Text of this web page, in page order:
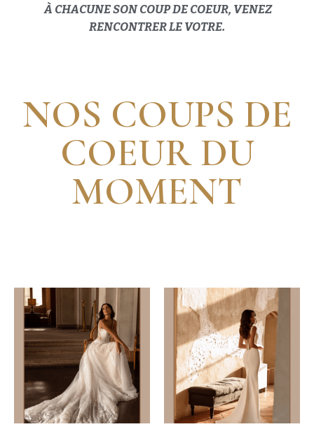
À CHACUNE SON COUP DE COEUR, VENEZ
RENCONTRER LE VOTRE.
NOS COUPS DE
COEUR DU
MOMENT